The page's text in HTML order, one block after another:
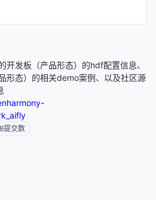
开发板（产品形态）的hdf配置信息、
形态）的相关demo案例、以及社区源
提交数